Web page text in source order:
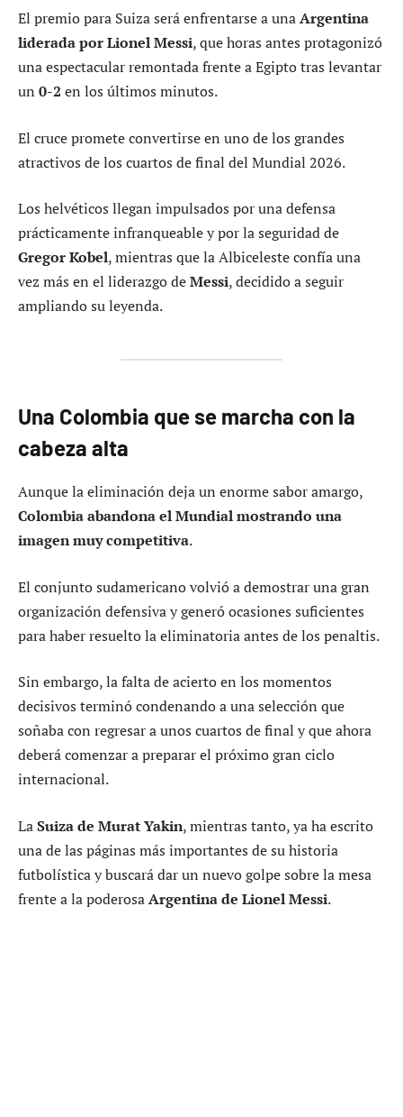
El premio para Suiza será enfrentarse a unaArgentina
liderada por Lionel Messi, que horas antes protagonizó
una espectacular remontada frente a Egipto tras levantar
un 0-2 en los últimos minutos.
El cruce promete convertirse en uno de los grandes
atractivos de los cuartos de final del Mundial 2026.
Los helvéticos llegan impulsados por una defensa
prácticamente infranqueable y por la seguridad de
Gregor Kobel, mientras que la Albiceleste confía una
vez más en el liderazgo deMessi, decidido a seguir
ampliando su leyenda.
Una Colombia que se marcha con la
cabeza alta
Aunque la eliminación deja un enorme sabor amargo,
Colombia abandona el Mundial mostrando una
imagen muy competitiva.
El conjunto sudamericano volvió a demostrar una gran
organización defensiva y generó ocasiones suficientes
para haber resuelto la eliminatoria antes de los penaltis.
Sin embargo, la falta de acierto en los momentos
decisivos terminó condenando a una selección que
soñaba con regresar a unos cuartos de final y que ahora
deberá comenzar a preparar el próximo gran ciclo
internacional.
LaSuiza de Murat Yakin, mientras tanto, ya ha escrito
una de las páginas más importantes de su historia
futbolística y buscará dar un nuevo golpe sobre la mesa
frente a la poderosaArgentina de Lionel Messi.